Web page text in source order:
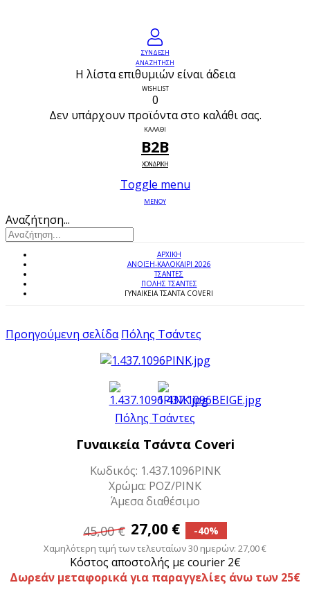
ΣΥΝΔΕΣΗ
ΑΝΑΖΗΤΗΣΗ
Η λίστα επιθυμιών είναι άδεια
WISHLIST
0
Δεν υπάρχουν προϊόντα στο καλάθι σας.
ΚΑΛΑΘΙ
B2B
ΧΟΝΔΡΙΚΗ
Toggle menu
ΜΕΝΟΥ
Αναζήτηση...
ΑΡΧΙΚΉ
ΑΝΟΙΞΗ-ΚΑΛΟΚΑΙΡΙ 2026
ΤΣΑΝΤΕΣ
ΠΌΛΗΣ ΤΣΆΝΤΕΣ
ΓΥΝΑΙΚΕΊΑ ΤΣΆΝΤΑ COVERI
Προηγούμενη σελίδα Πόλης Τσάντες
Πόλης Τσάντες
Γυναικεία Τσάντα Coveri
Κωδικός: 1.437.1096PINK
Χρώμα: ΡΟΖ/PINK
Άμεσα διαθέσιμο
45,00 € 27,00 € -40%
Χαμηλότερη τιμή των τελευταίων 30 ημερών: 27,00 €
Κόστος αποστολής με courier 2€
Δωρεάν μεταφορικά για παραγγελίες άνω των 25€